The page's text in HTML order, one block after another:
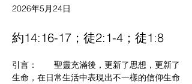
2026年5月24日
約14:16-17；徒2:1-4；徒1:8
引言：       聖靈充滿後，更新了思想，更新了
生命，在日常生活中表現出不一樣的信仰生命